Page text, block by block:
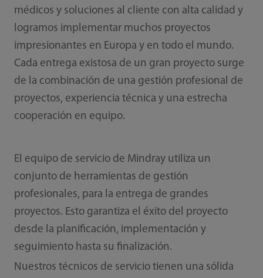
médicos y soluciones al cliente con alta calidad y
logramos implementar muchos proyectos
impresionantes en Europa y en todo el mundo.
Cada entrega existosa de un gran proyecto surge
de la combinación de una gestión profesional de
proyectos, experiencia técnica y una estrecha
cooperación en equipo.
El equipo de servicio de Mindray utiliza un
conjunto de herramientas de gestión
profesionales, para la entrega de grandes
proyectos. Esto garantiza el éxito del proyecto
desde la planificación, implementación y
seguimiento hasta su finalización.
Nuestros técnicos de servicio tienen una sólida